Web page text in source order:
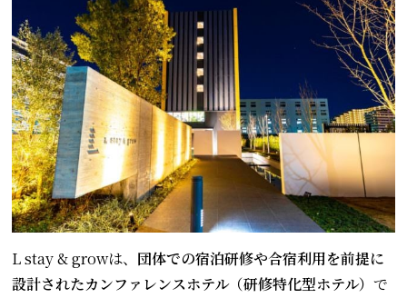
L stay & growは、 団体での宿泊研修や合宿利用を前提に
設計されたカンファレンスホテル（研修特化型ホテル）で